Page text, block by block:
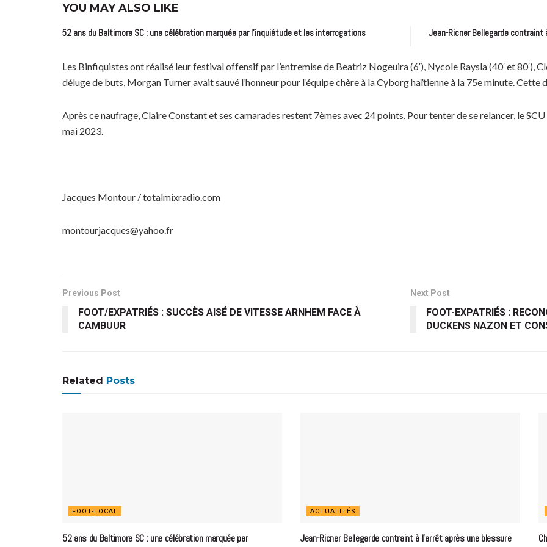
YOU MAY ALSO LIKE
52 ans du Baltimore SC : une célébration marquée par l’inquiétude et les interrogations Jean-Ricner Bellegarde contraint
Les Binfiquistes ont réalisé leur festival offensif par l’entremise de Beatriz Nogeuira (6′), Nycole Raysla (40′ et 80′),
déluge de buts, Morgan Turner avait sauvé l’honneur pour l’équipe chère à la Cyborg haïtienne à la 75e minute.
Après ce naufrage, Claire Constant et ses camarades restent 7èmes avec 24 points. Pour tenter de se relancer, le
mai 2023.
Jacques Montour / totalmixradio.com
montourjacques@yahoo.fr
Previous Post
FOOT/EXPATRIÉS : SUCCÈS AISÉ DE VITESSE ARNHEM FACE À
CAMBUUR
Next Post
FOOT-EXPATRIÉS :
DUCKENS NAZON ET
Related Posts
FOOT-LOCAL
52 ans du Baltimore SC : une célébration marquée par
ACTUALITÉS
Jean-Ricner Bellegarde contraint à l’arrêt après une blessure